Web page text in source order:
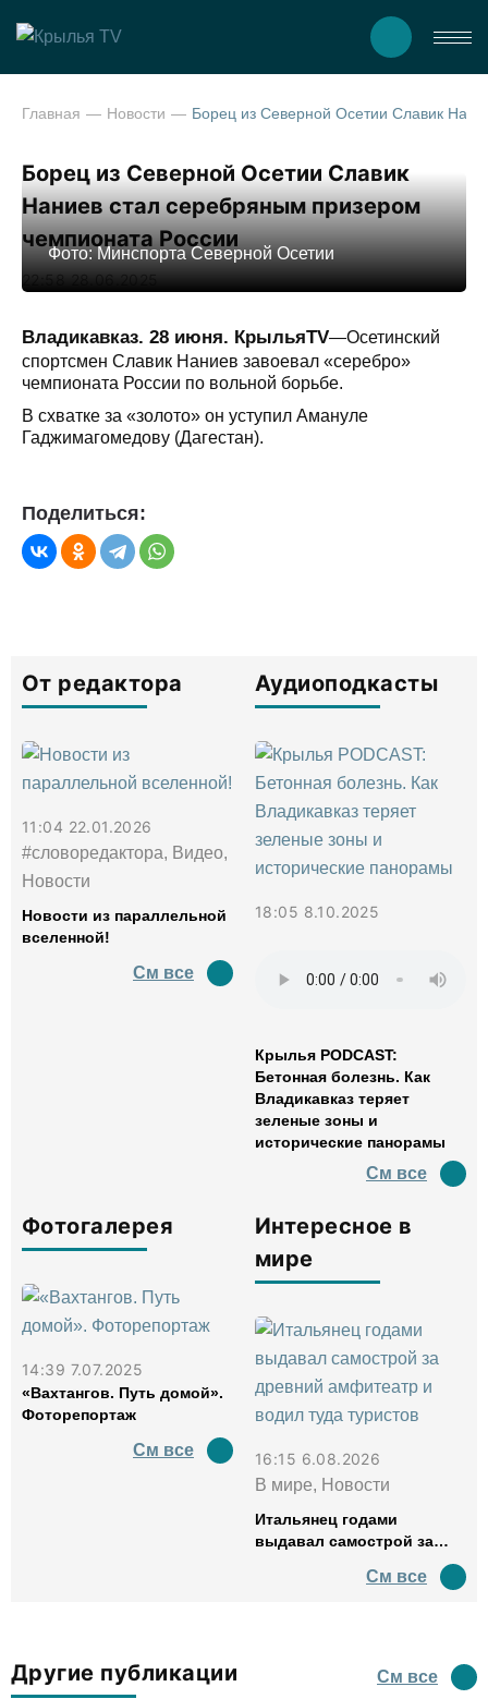
Главная Новости
Борец из Северной Осетии Славик
Наниев стал серебряным призером
чемпионата России
22:58 28.06.2025
Фото: Минспорта Северной Осетии
Владикавказ. 28 июня. КрыльяTV—Осетинский
спортсмен Славик Наниев завоевал «серебро»
чемпионата России по вольной борьбе.
В схватке за «золото» он уступил Амануле
Гаджимагомедову (Дагестан).
Поделиться:
От редактора
11:04 22.01.2026
#словоредактора, Видео,
Новости
Новости из параллельной
вселенной!
См все
Аудиоподкасты
18:05 8.10.2025
Крылья PODCAST:
Бетонная болезнь. Как
Владикавказ теряет
зеленые зоны и
исторические панорамы
См все
Фотогалерея
14:39 7.07.2025
«Вахтангов. Путь домой».
Фоторепортаж
См все
Интересное в
мире
16:15 6.08.2026
В мире, Новости
Итальянец годами
выдавал самострой за
водил туда туристов
См все
Другие публикации См все